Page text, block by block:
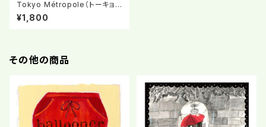
Tokyo Métropole（トーキョ
ーメトロポール）
¥1,800
その他の商品